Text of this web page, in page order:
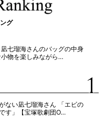
グ
七瑠海さんのバッグの中身
物を楽しみながら…
ない凪七瑠海さん 「エビの
す」【宝塚歌劇団O…